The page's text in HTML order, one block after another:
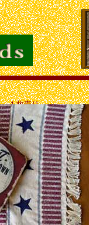
１枚売り